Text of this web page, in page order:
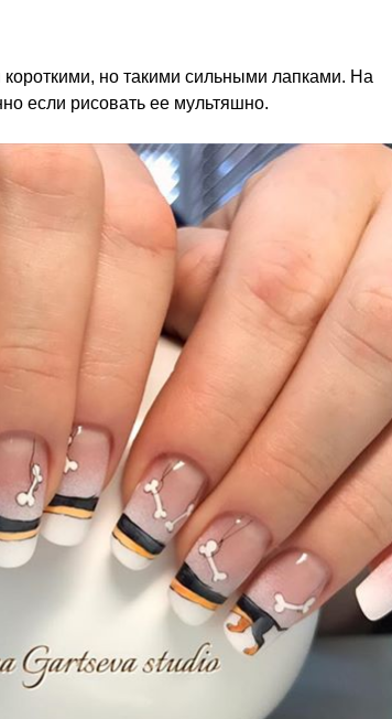
короткими, но такими сильными лапками. На
если рисовать ее мультяшно.